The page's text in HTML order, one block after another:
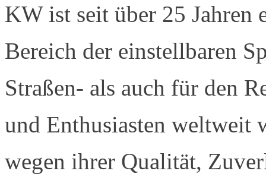
KW ist seit über 25 Jahren
Bereich der einstellbaren
Straßen- als auch für den
und Enthusiasten weltweit
wegen ihrer Qualität,